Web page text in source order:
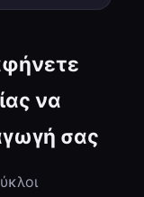
να
σας